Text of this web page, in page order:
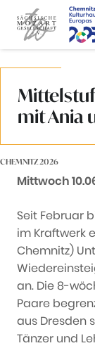
mit Ania
CHEMNITZ 2026
Datum:
Mittwoch
Seit Februar
im Kraftwerk
Chemnitz)
an. Die 8-
Paare
aus Dresden
Tänzer und